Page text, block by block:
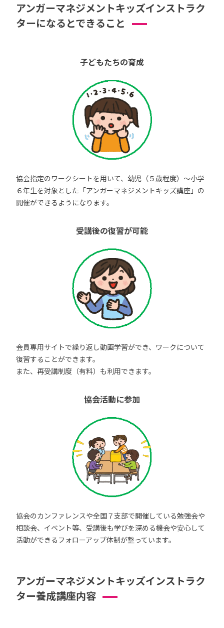
アンガーマネジメントキッズインストラク
ターになるとできること
子どもたちの育成
協会指定のワークシートを用いて、幼児（５歳程度）～小学
６年生を対象とした「アンガーマネジメントキッズ講座」の
開催ができるようになります。
受講後の復習が可能
会員専用サイトで繰り返し動画学習ができ、ワークについて
復習することができます。
また、再受講制度（有料）も利用できます。
協会活動に参加
協会のカンファレンスや全国７支部で開催している勉強会や
相談会、イベント等、受講後も学びを深める機会や安心して
活動ができるフォローアップ体制が整っています。
アンガーマネジメントキッズインストラク
ター養成講座内容